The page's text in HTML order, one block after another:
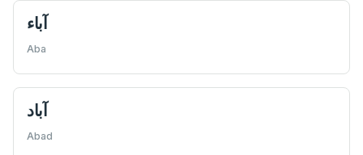
آباء
Aba
آباد
Abad